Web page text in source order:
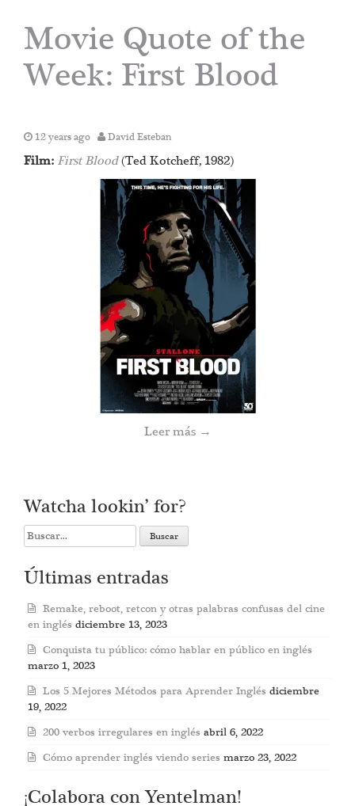
Movie Quote of the
Week: First Blood
12 years ago David Esteban
Film: First Blood(Ted Kotcheff, 1982)
Leer más →
Watcha lookin’ for?
Search
for:
Últimas entradas
Remake, reboot, retcon y otras palabras confusas del cine
en inglés diciembre 13, 2023
Conquista tu público: cómo hablar en público en inglés
marzo 1, 2023
Los 5 Mejores Métodos para Aprender Inglés diciembre
19, 2022
200 verbos irregulares en inglés abril 6, 2022
Cómo aprender inglés viendo series marzo 23, 2022
¡Colabora con Yentelman!